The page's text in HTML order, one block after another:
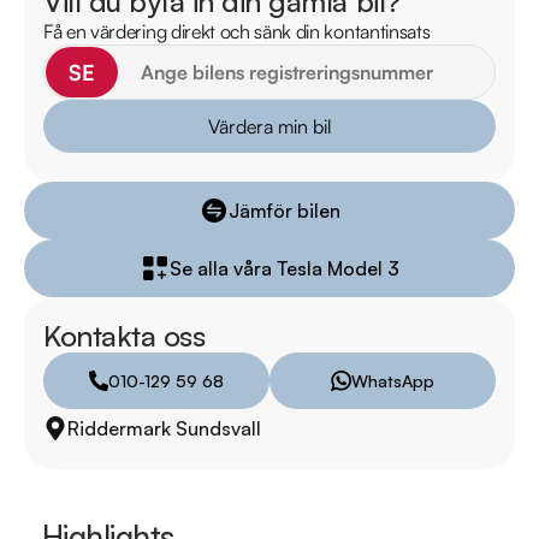
försäkring kostnadsfritt i samarbete med Folksam, vi tar gärna
din gamla bil i inbyte. Kontakta anläggningen för mer
information.
Telefontider:
Måndag - Söndag 08:00 - 24:00
Besökstider i butik:
Måndag - Fredag 10:00 - 19:00
Söndag 10:00 - 16:00
Välkomna!
Få en värdering direkt och sänk din kontantinsats
SE
Värdera min bil
Jämför bilen
Se alla våra Tesla Model 3
Kontakta oss
010-129 59 68 WhatsApp
Riddermark Sundsvall